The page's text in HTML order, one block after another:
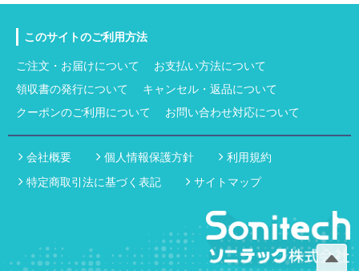
このサイトのご利用方法
ご注文・お届けについて
お支払い方法について
領収書の発行について
キャンセル・返品について
クーポンのご利用について
お問い合わせ対応について
会社概要 個人情報保護方針
利用規約
特定商取引法に基づく表記
サイトマップ